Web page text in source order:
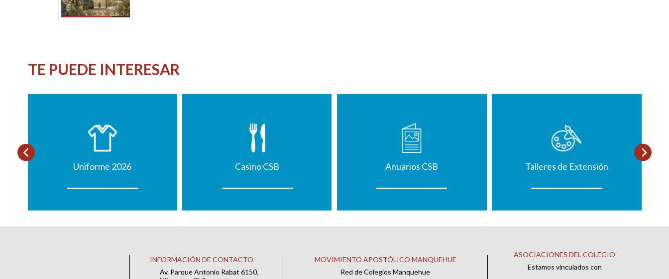
TE PUEDE INTERESAR
Uniforme 2026 Casino CSB Anuarios CSB Talleres de Extensión
INFORMACIÓN DE CONTACTO
Av. Parque Antonio Rabat 6150,
MOVIMIENTO APOSTÓLICO MANQUEHUE
Red de Colegios Manquehue
ASOCIACIONES DEL COLEGIO
Estamos vinculados con